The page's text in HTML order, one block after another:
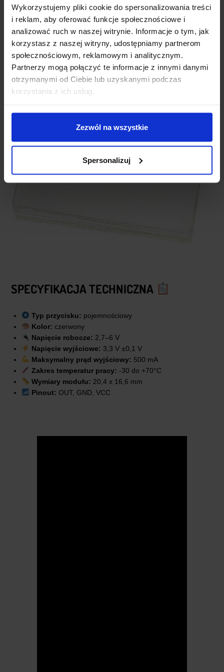
Wykorzystujemy pliki cookie do spersonalizowania treści
i reklam, aby oferować funkcje społecznościowe i
analizować ruch w naszej witrynie. Informacje o tym, jak
korzystasz z naszej witryny, udostępniamy partnerom
społecznościowym, reklamowym i analitycznym.
Partnerzy mogą połączyć te informacje z innymi danymi
otrzymanymi od Ciebie lub uzyskanymi podczas
korzystania z ich usług.
Zezwól na wszystkie
Spersonalizuj
czynników środowiskowych. Zapewnia to stabilne działanie i
minimalizuje ryzyko błędnych odczytów.
SPECYFIKACJA TECHNICZNA
Typ przycisku: pojemnościowy
Kolor: czerwony
Napięcie robocze: 2,7–6 V
Napięcie wyjściowe: 3,3 V ±0,1 V
Maksymalny prąd wyjściowy: 500 mA
Zakres temperatur pracy: -30 do +70°C
Wymiary modułu: 20,4 x 16,6 mm
Pinout: OUT, GND, VCC